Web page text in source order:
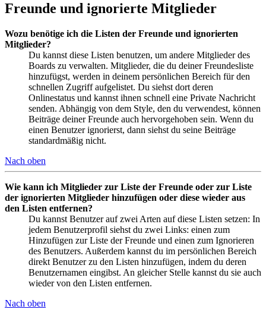
Freunde und ignorierte Mitglieder
Wozu benötige ich die Listen der Freunde und ignorierten
Mitglieder?
Du kannst diese Listen benutzen, um andere Mitglieder des
Boards zu verwalten. Mitglieder, die du deiner Freundesliste
hinzufügst, werden in deinem persönlichen Bereich für den
schnellen Zugriff aufgelistet. Du siehst dort deren
Onlinestatus und kannst ihnen schnell eine Private Nachricht
senden. Abhängig von dem Style, den du verwendest, können
Beiträge deiner Freunde auch hervorgehoben sein. Wenn du
einen Benutzer ignorierst, dann siehst du seine Beiträge
standardmäßig nicht.
Nach oben
Wie kann ich Mitglieder zur Liste der Freunde oder zur Liste
der ignorierten Mitglieder hinzufügen oder diese wieder aus
den Listen entfernen?
Du kannst Benutzer auf zwei Arten auf diese Listen setzen: In
jedem Benutzerprofil siehst du zwei Links: einen zum
Hinzufügen zur Liste der Freunde und einen zum Ignorieren
des Benutzers. Außerdem kannst du im persönlichen Bereich
direkt Benutzer zu den Listen hinzufügen, indem du deren
Benutzernamen eingibst. An gleicher Stelle kannst du sie auch
wieder von den Listen entfernen.
Nach oben